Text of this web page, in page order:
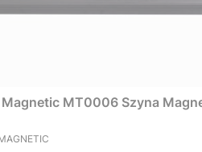
MT0006 Szyna